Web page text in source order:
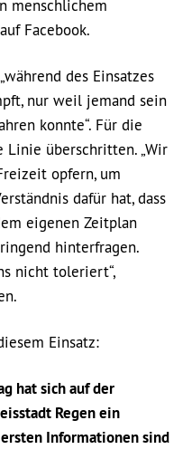
menschlichem
Facebook.
des Einsatzes
nur weil jemand sein
konnte“. Für die
überschritten. „Wir
opfern, um
dafür hat, dass
eigenen Zeitplan
hinterfragen.
nicht toleriert“,
Einsatz:
hat sich auf der
Regen ein
Informationen sind